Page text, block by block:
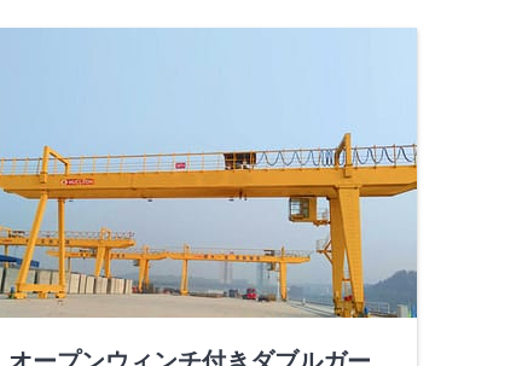
オープンウィンチ付きダブルガー